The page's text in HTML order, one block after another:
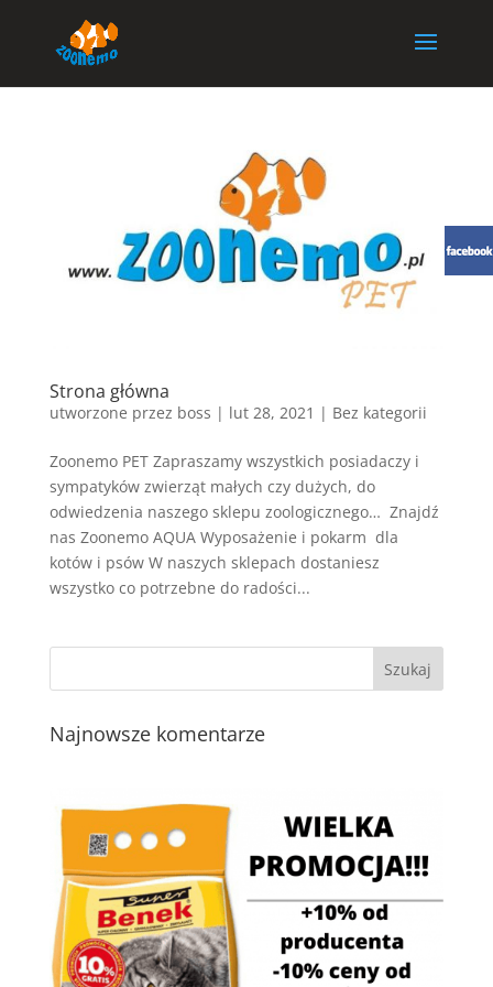
Strona główna
utworzone przez boss | lut 28, 2021 | Bez kategorii
Zoonemo PET Zapraszamy wszystkich posiadaczy i
sympatyków zwierząt małych czy dużych, do
odwiedzenia naszego sklepu zoologicznego… Znajdź
nas Zoonemo AQUA Wyposażenie i pokarm dla
kotów i psów W naszych sklepach dostaniesz
wszystko co potrzebne do radości...
Najnowsze komentarze